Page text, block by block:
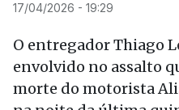
17/04/2026 - 19:29
O entregador Thiago
envolvido no assalto
morte do motorista